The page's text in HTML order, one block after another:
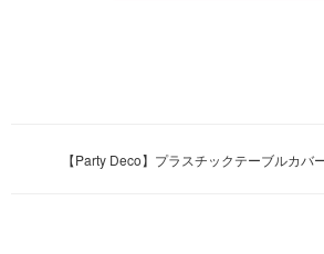
【Party Deco】プラスチックテーブルカ